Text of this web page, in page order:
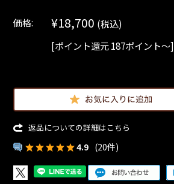
価格: ¥18,700 (税込)
[ポイント還元 187ポイント～]
返品についての詳細はこちら
4.9 (20件)